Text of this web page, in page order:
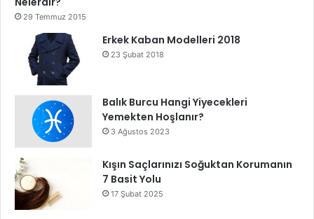
29 Temmuz 2015
Erkek Kaban Modelleri 2018
23 Şubat 2018
Balık Burcu Hangi Yiyecekleri
Yemekten Hoşlanır?
3 Ağustos 2023
Kışın Saçlarınızı Soğuktan Korumanın
7 Basit Yolu
17 Şubat 2025